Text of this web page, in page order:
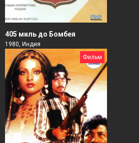
405 миль до Бомбея
1980, Индия
Фильм